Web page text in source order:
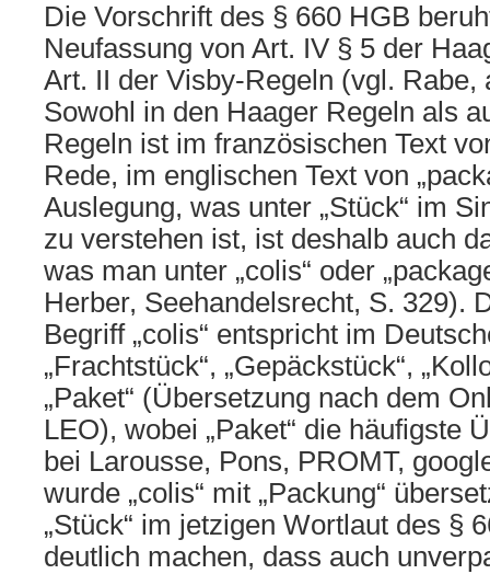
Die Vorschrift des § 660 HGB
Neufassung von Art. IV § 5 der
Art. II der Visby-Regeln (vgl. Rabe,
Sowohl in den Haager Regeln als
Regeln ist im französischen Text
Rede, im englischen Text von
Auslegung, was unter „Stück“ im
zu verstehen ist, ist deshalb auch
was man unter „colis“ oder
Herber, Seehandelsrecht, S. 329).
Begriff „colis“ entspricht im
„Frachtstück“, „Gepäckstück“,
„Paket“ (Übersetzung nach dem
LEO), wobei „Paket“ die häufigste
bei Larousse, Pons, PROMT,
wurde „colis“ mit „Packung“
„Stück“ im jetzigen Wortlaut des §
deutlich machen, dass auch